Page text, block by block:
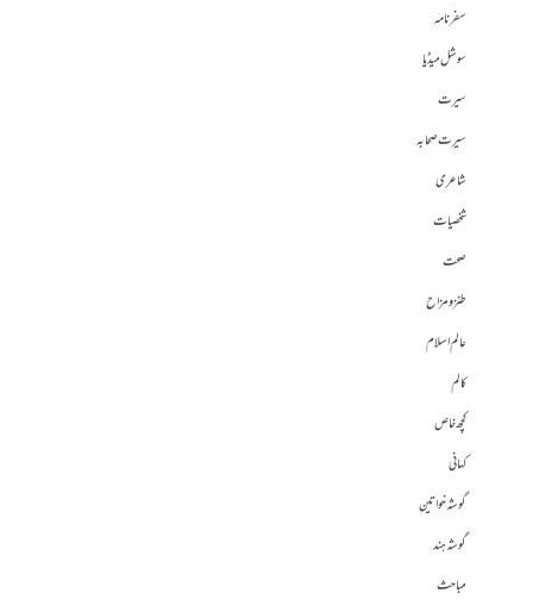
سفرنامہ
سوشل میڈیا
سیرت
سیرت صحابہ
شاعری
شخصیات
صحت
طنز و مزاح
عالم اسلام
کالم
کچھ خاص
کہانی
گوشہ خواتین
گوشہ ہند
مباحث